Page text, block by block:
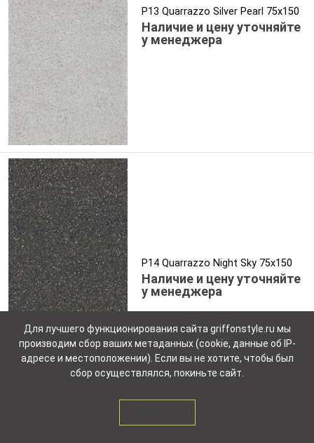
P13 Quarrazzo Silver Pearl 75x150
Наличие и цену уточняйте
у менеджера
P14 Quarrazzo Night Sky 75x150
Наличие и цену уточняйте
у менеджера
Для лучшего функционирования сайта griffonstyle.ru мы
производим сбор ваших метаданных (cookie, данные об IP-
адресе и местоположении). Если вы не хотите, чтобы был
сбор осуществлялся, покиньте сайт.